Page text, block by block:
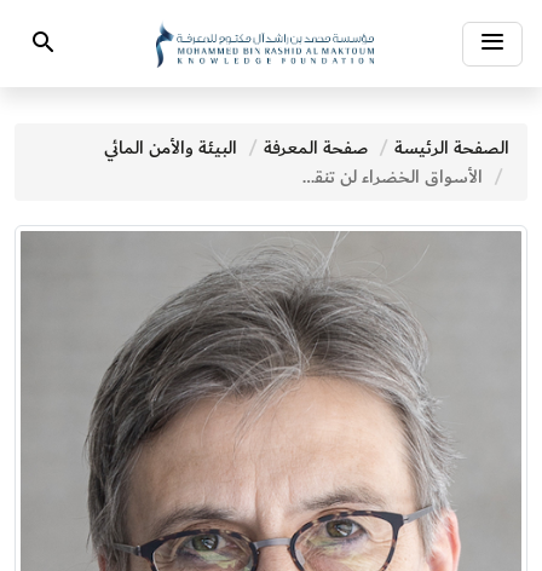
Toggle
navigation
Search
الصفحة الرئيسة صفحة المعرفة
البيئة والأمن المائي
الأسواق الخضراء لن تنقذنا